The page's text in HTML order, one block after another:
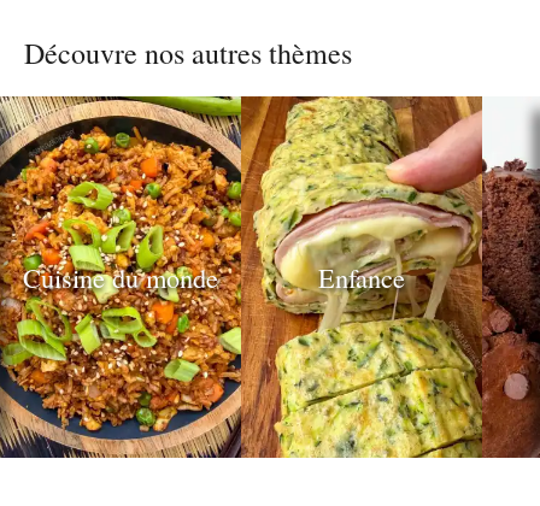
des
publications
Découvre nos autres thèmes
Cuisine du monde Enfance